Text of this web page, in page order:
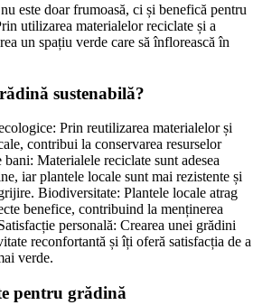
este doar frumoasă, ci și benefică pentru
utilizarea materialelor reciclate și a
un spațiu verde care să înflorească în
sustenabilă?
Prin reutilizarea materialelor și
contribui la conservarea resurselor
Materialele reciclate sunt adesea
iar plantele locale sunt mai rezistente și
Biodiversitate: Plantele locale atrag
benefice, contribuind la menținerea
personală: Crearea unei grădini
reconfortantă și îți oferă satisfacția de a
verde.
pentru grădină